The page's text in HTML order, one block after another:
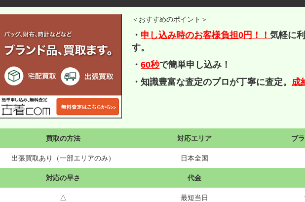
＜おすすめのポイント＞
・ 申し込み時のお客様負担0円！！気軽に
す。
・60秒で簡単申し込み！
・知識豊富な査定のプロが丁寧に査定。 成
買取の方法
出張買取あり（一部エリアのみ）
対応エリア
日本全国
ブ
対応の早さ
△
代金
最短当日